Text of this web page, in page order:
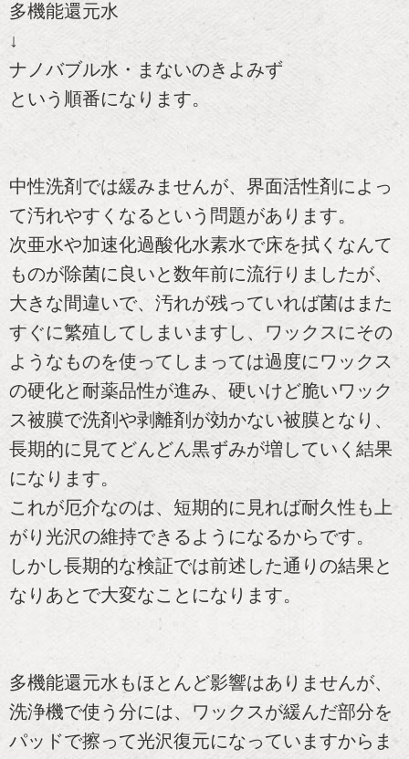
多機能還元水
↓
ナノバブル水・まないのきよみず
という順番になります。
中性洗剤では緩みませんが、界面活性剤によっ
て汚れやすくなるという問題があります。
次亜水や加速化過酸化水素水で床を拭くなんて
ものが除菌に良いと数年前に流行りましたが、
大きな間違いで、汚れが残っていれば菌はまた
すぐに繁殖してしまいますし、ワックスにその
ようなものを使ってしまっては過度にワックス
の硬化と耐薬品性が進み、硬いけど脆いワック
ス被膜で洗剤や剥離剤が効かない被膜となり、
長期的に見てどんどん黒ずみが増していく結果
になります。
これが厄介なのは、短期的に見れば耐久性も上
がり光沢の維持できるようになるからです。
しかし長期的な検証では前述した通りの結果と
なりあとで大変なことになります。
多機能還元水もほとんど影響はありませんが、
洗浄機で使う分には、ワックスが緩んだ部分を
パッドで擦って光沢復元になっていますからま